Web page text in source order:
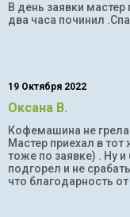
В день заявки мастер
два часа починил
19 Октября 2022
Оксана В.
Кофемашина не
Мастер приехал в
тоже по заявке) . Ну
подгорел и не
что благодарность